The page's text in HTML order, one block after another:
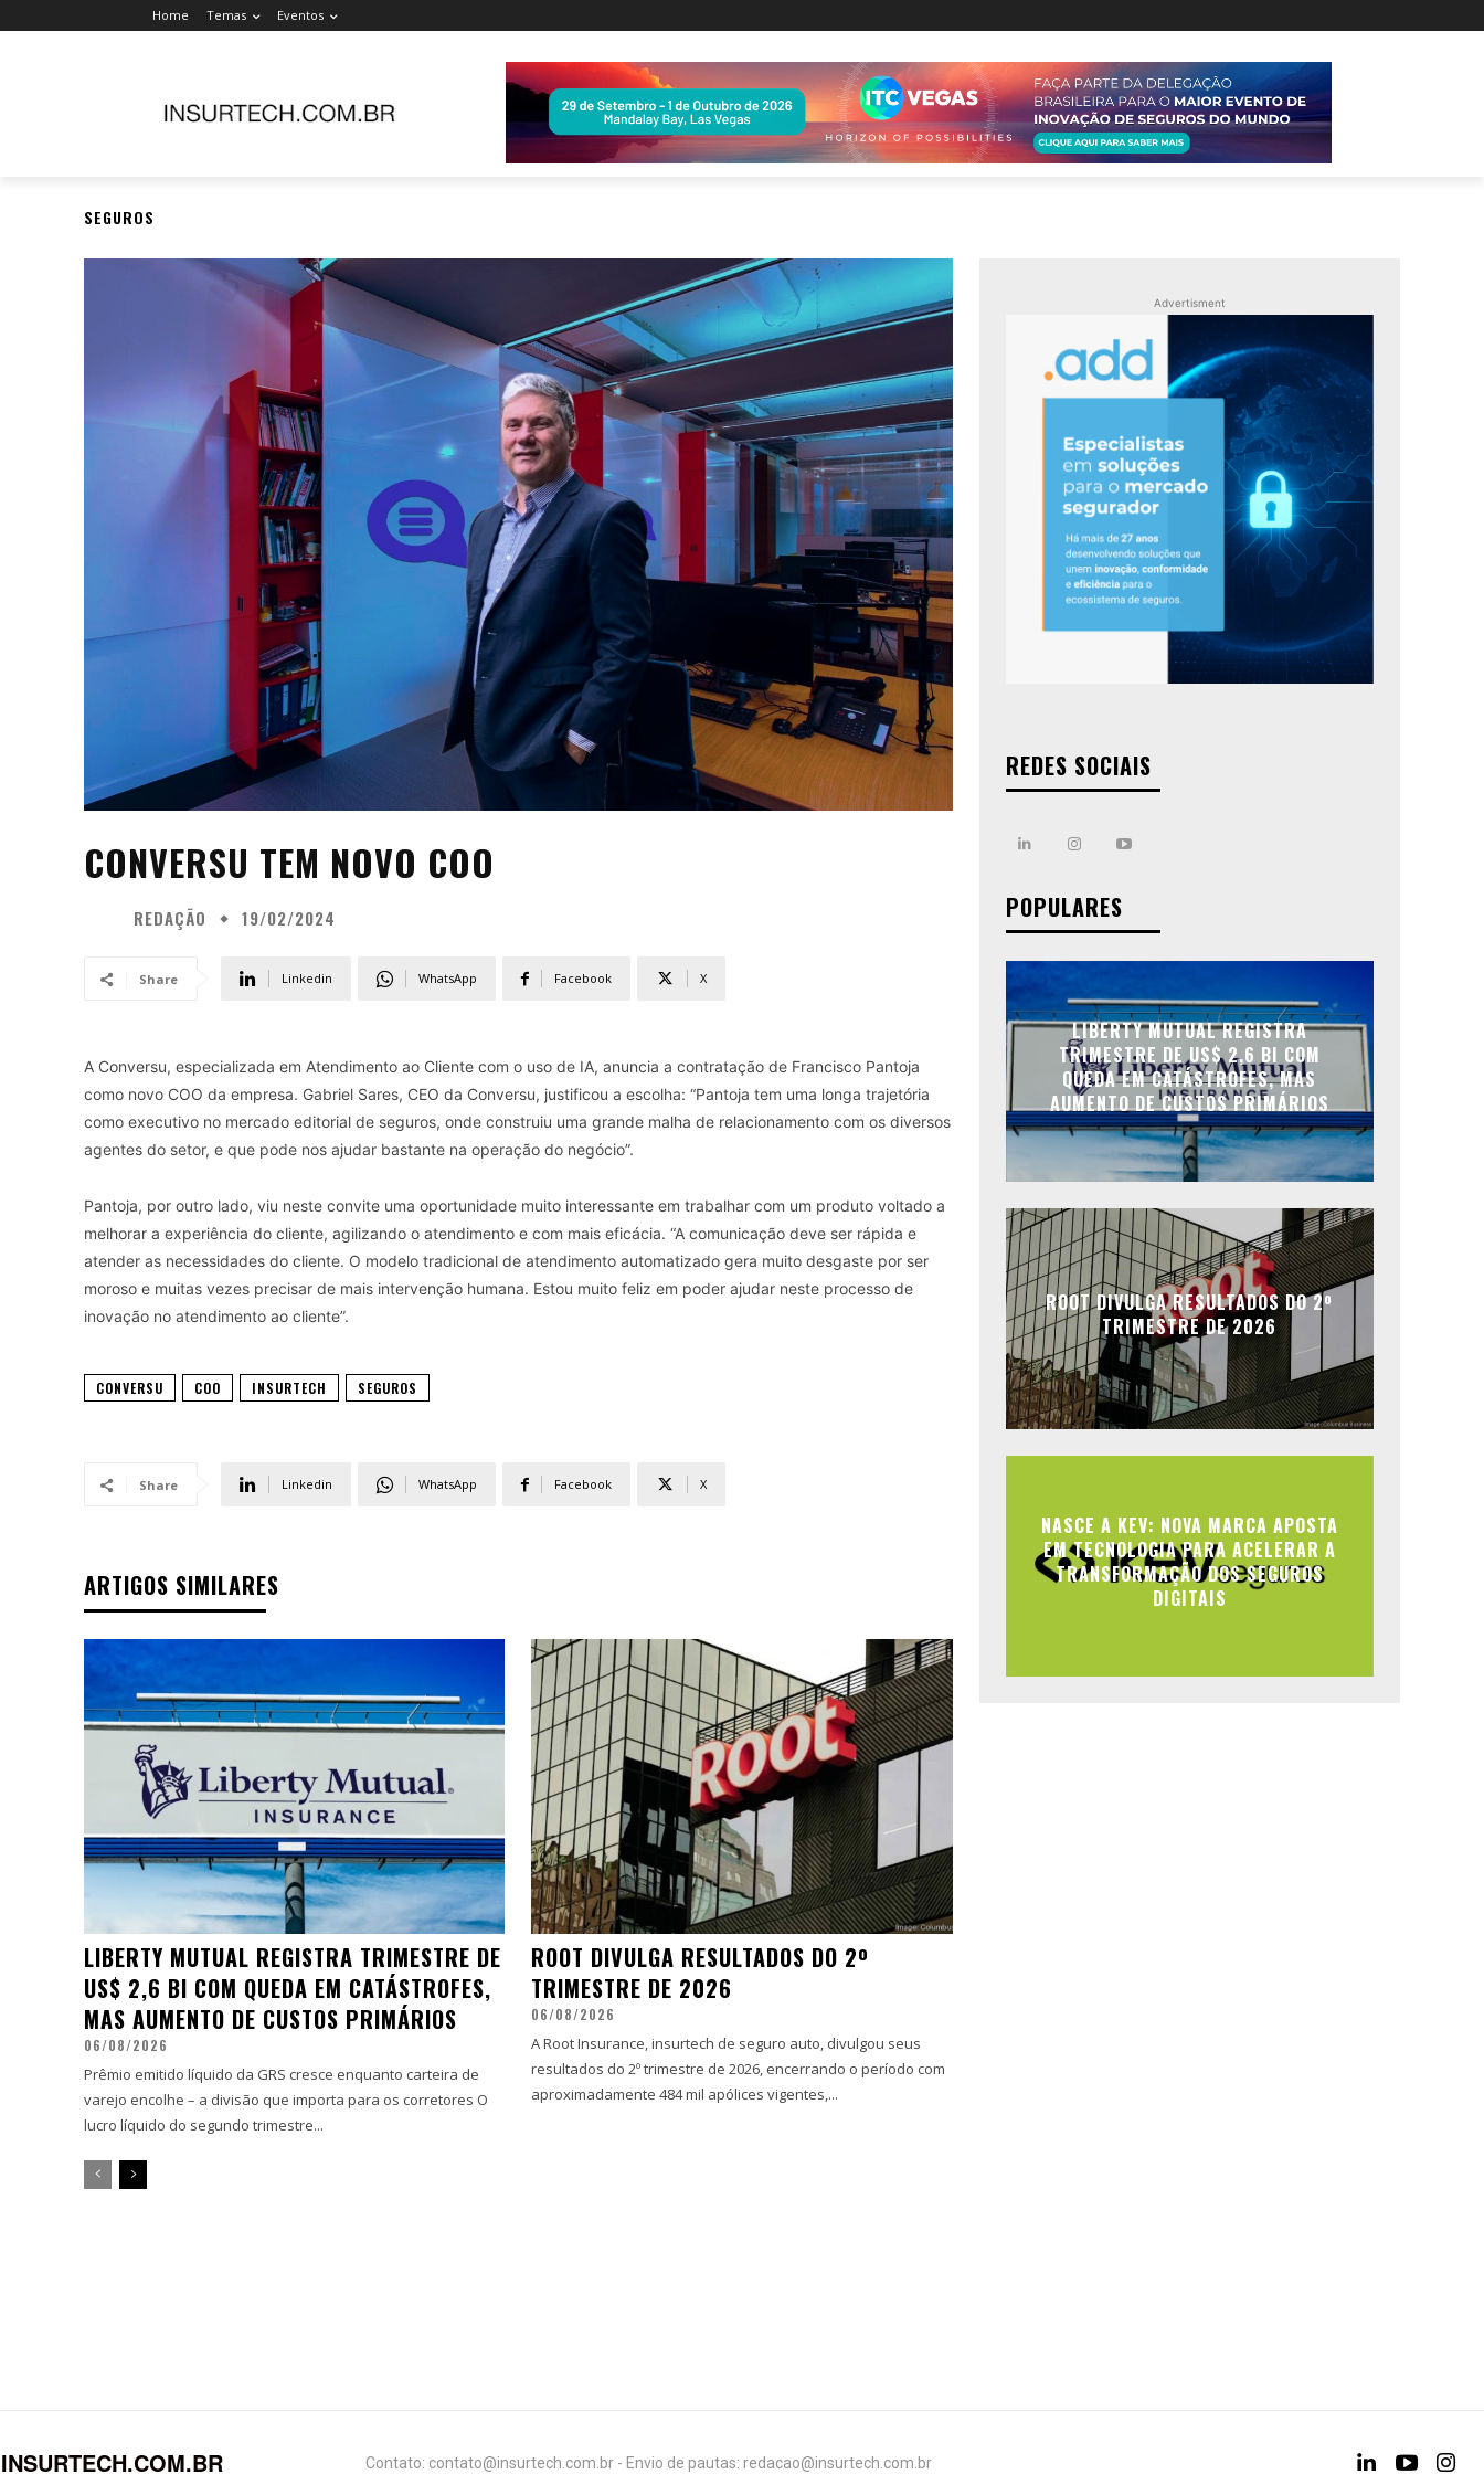
Home Temas Eventos
SEGUROS
CONVERSU TEM NOVO COO
REDAÇÃO 19/02/2024
Share Linkedin WhatsApp Facebook X
A Conversu, especializada em Atendimento ao Cliente com o uso de IA, anuncia a contratação de Francisco Pantoja
como novo COO da empresa. Gabriel Sares, CEO da Conversu, justificou a escolha: “Pantoja tem uma longa trajetória
como executivo no mercado editorial de seguros, onde construiu uma grande malha de relacionamento com os diversos
agentes do setor, e que pode nos ajudar bastante na operação do negócio”.
Pantoja, por outro lado, viu neste convite uma oportunidade muito interessante em trabalhar com um produto voltado a
melhorar a experiência do cliente, agilizando o atendimento e com mais eficácia. “A comunicação deve ser rápida e
atender as necessidades do cliente. O modelo tradicional de atendimento automatizado gera muito desgaste por ser
moroso e muitas vezes precisar de mais intervenção humana. Estou muito feliz em poder ajudar neste processo de
inovação no atendimento ao cliente”.
CONVERSU COO INSURTECH SEGUROS
Share Linkedin WhatsApp Facebook X
ARTIGOS SIMILARES
LIBERTY MUTUAL REGISTRA TRIMESTRE DE
US$ 2,6 BI COM QUEDA EM CATÁSTROFES,
MAS AUMENTO DE CUSTOS PRIMÁRIOS
06/08/2026
Prêmio emitido líquido da GRS cresce enquanto carteira de
varejo encolhe – a divisão que importa para os corretores O
lucro líquido do segundo trimestre...
ROOT DIVULGA RESULTADOS DO 2º
TRIMESTRE DE 2026
06/08/2026
A Root Insurance, insurtech de seguro auto, divulgou seus
resultados do 2º trimestre de 2026, encerrando o período com
aproximadamente 484 mil apólices vigentes,...
Advertisment
REDES SOCIAIS
POPULARES
LIBERTY MUTUAL REGISTRA
TRIMESTRE DE US$ 2,6 BI COM
QUEDA EM CATÁSTROFES, MAS
AUMENTO DE CUSTOS PRIMÁRIOS
ROOT DIVULGA RESULTADOS DO 2º
TRIMESTRE DE 2026
NASCE A KEV: NOVA MARCA APOSTA
EM TECNOLOGIA PARA ACELERAR A
TRANSFORMAÇÃO DOS SEGUROS
DIGITAIS
INSURTECH.COM.BR Contato: contato@insurtech.com.br - Envio de pautas: redacao@insurtech.com.br